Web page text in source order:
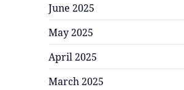
June 2025
May 2025
April 2025
March 2025